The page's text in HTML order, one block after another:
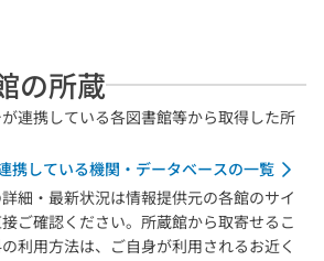
の所蔵
連携している各図書館等から取得した所
携している機関・データベースの一覧
細・最新状況は情報提供元の各館のサイ
ご確認ください。所蔵館から取寄せるこ
利用方法は、ご自身が利用されるお近く